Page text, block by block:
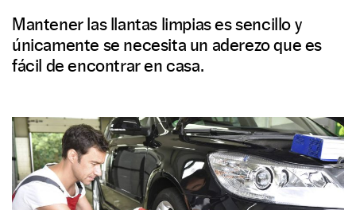
Mantener las llantas limpias es sencillo y
únicamente se necesita un aderezo que es
fácil de encontrar en casa.